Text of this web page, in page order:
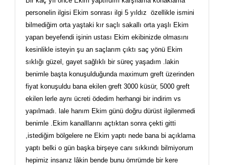
personelin ilgisi Ekim sonrası ilgi 5 yıldız özellikle ismini
bilmediğim orta yaştaki kır saçlı sakallı orta yaşlı Ekim
yapan beyefendi işinin ustası Ekim ekibinizde olmasını
kesinlikle isteyin şu an saçlarım çıktı saç yönü Ekim
sıklığı güzel, gayet sağlıklı bir süreç yaşadım .lakin
benimle başta konuşulduğunda maximum greft üzerinden
fiyat konuşuldu bana ekilen greft 3000 küsür, 5000 greft
ekilen lerle aynı ücreti ödedim herhangi bir indirim vs
yapılmadı. lale hanım Ekim günü doğru dürüst ilgilenmedi
benimle .Ekim kanalllarını açtıktan sonra çekti gitti
,istediğim bölgelere ne Ekim yaptı nede bana bi açıklama
yaptı belki o gün başka birşeye canı sıkkındı bilmiyorum
hepimiz insanız lâkin bende bunu ömrümde bir kere